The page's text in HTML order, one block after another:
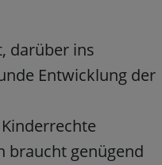
darüber ins
Entwicklung der
braucht genügend